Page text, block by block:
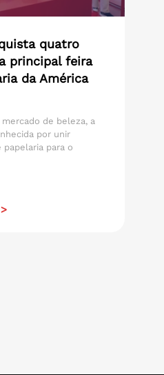
quatro
principal feira
da América
de beleza, a
por unir
papelaria para o